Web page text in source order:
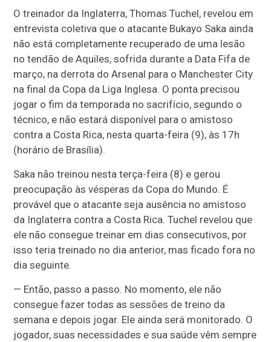
O treinador da Inglaterra, Thomas Tuchel, revelou em
entrevista coletiva que o atacante Bukayo Saka ainda
não está completamente recuperado de uma lesão
no tendão de Aquiles, sofrida durante a Data Fifa de
março, na derrota do Arsenal para o Manchester City
na final da Copa da Liga Inglesa. O ponta precisou
jogar o fim da temporada no sacrifício, segundo o
técnico, e não estará disponível para o amistoso
contra a Costa Rica, nesta quarta-feira (9), às 17h
(horário de Brasília).
Saka não treinou nesta terça-feira (8) e gerou
preocupação às vésperas da Copa do Mundo. É
provável que o atacante seja ausência no amistoso
da Inglaterra contra a Costa Rica. Tuchel revelou que
ele não consegue treinar em dias consecutivos, por
isso teria treinado no dia anterior, mas ficado fora no
dia seguinte.
— Então, passo a passo. No momento, ele não
consegue fazer todas as sessões de treino da
semana e depois jogar. Ele ainda será monitorado. O
jogador, suas necessidades e sua saúde vêm sempre